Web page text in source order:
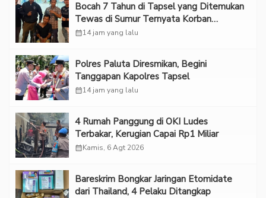
Bocah 7 Tahun di Tapsel yang Ditemukan
Tewas di Sumur Ternyata Korban
Kekerasan Seksual
calendar_month14 jam yang lalu
Polres Paluta Diresmikan, Begini
Tanggapan Kapolres Tapsel
calendar_month14 jam yang lalu
‎4 Rumah Panggung di OKI Ludes
Terbakar, Kerugian Capai Rp1 Miliar
calendar_monthKamis, 6 Agt 2026
Bareskrim Bongkar Jaringan Etomidate
dari Thailand, 4 Pelaku Ditangkap